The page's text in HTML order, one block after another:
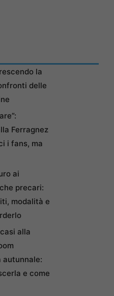
la
delle
Ferragnez
i fans, ma
ai
precari:
modalità e
alla
autunnale:
e come